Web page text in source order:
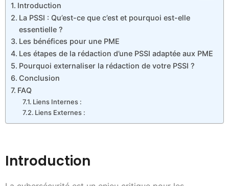
Introduction
La PSSI : Qu’est-ce que c’est et pourquoi est-elle
essentielle ?
Les bénéfices pour une PME
Les étapes de la rédaction d’une PSSI adaptée aux PME
Pourquoi externaliser la rédaction de votre PSSI ?
Conclusion
FAQ
Liens Internes :
Liens Externes :
Introduction